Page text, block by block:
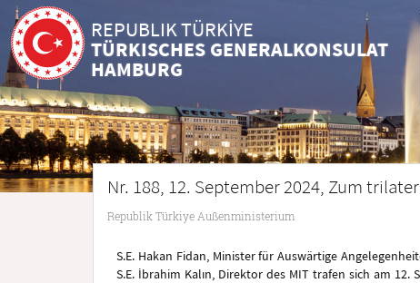
REPUBLIK TÜRKİYE
TÜRKISCHES GENERALKONSULAT
HAMBURG
Nr. 188, 12. September 2024, Zum
Republik Türkiye Außenministerium
S.E. Hakan Fidan, Minister für Auswärtige
S.E. İbrahim Kalın, Direktor des MIT trafen sich am